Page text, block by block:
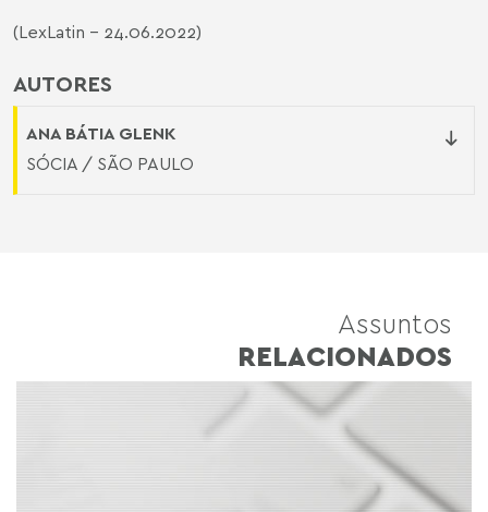
AUTORES
ANA BÁTIA GLENK
SÓCIA / SÃO PAULO
(LexLatin - 24.06.2022)
Assuntos
RELACIONADOS